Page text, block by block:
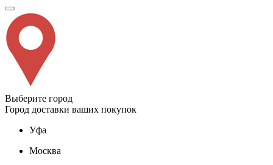
Выберите город
Город доставки ваших покупок
Уфа
Москва